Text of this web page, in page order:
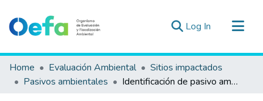
Log In (current)
Communities & Collections
All of DSpace
Home Evaluación Ambiental
Sitios impactados
Pasivos ambientales
Identificación de pasivo ambiental del subsector hidrocarburos correspondiente a un pozo mal abandonado con código PERUPETRO T3187, ubicado en el Lote VI, en el distrito de Pariñas de la provincia Talara del departamento de Piura